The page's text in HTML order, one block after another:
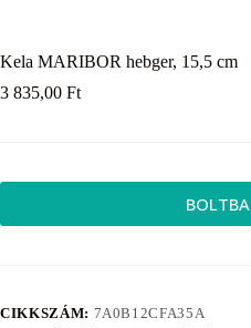
Kela MARIBOR hebger, 15,5 cm
3 835,00 Ft
BOLTBA
CIKKSZÁM: 7A0B12CFA35A